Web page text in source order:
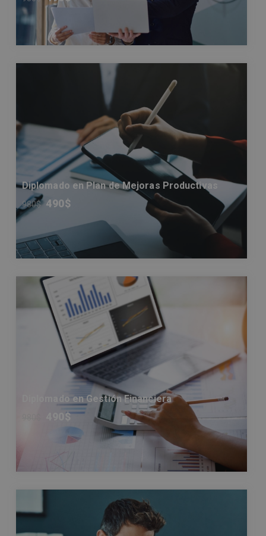
Diplomado en Plan de Mejoras Productivas
980$ 490$
Diplomado en Gestión Financiera
$